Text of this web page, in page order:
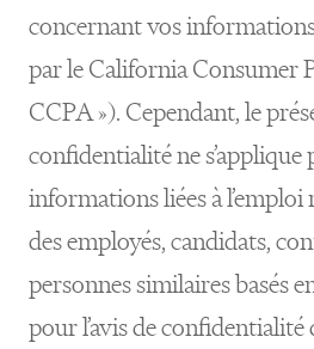
concernant vos
par le California Consumer
CCPA »). Cependant, le
confidentialité ne s’applique
informations liées à l’emploi
des employés, candidats,
personnes similaires basés
pour l’avis de confidentialité